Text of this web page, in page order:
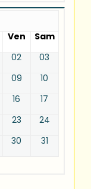
Ven
Sam
02
03
09
10
16
17
23
24
30 31